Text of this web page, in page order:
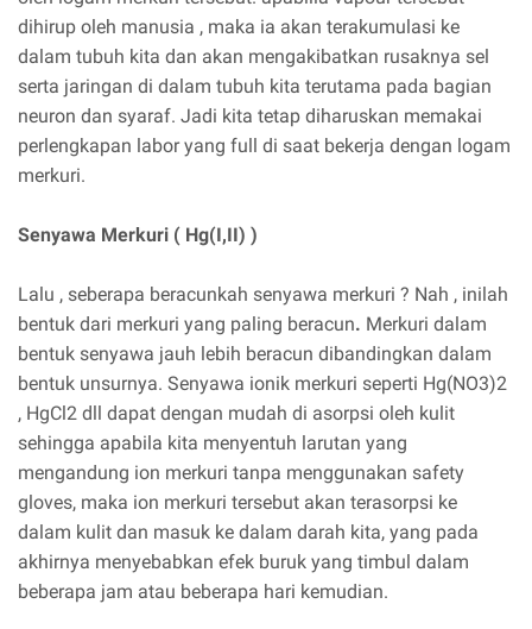
dihirup oleh manusia , maka ia akan terakumulasi ke
dalam tubuh kita dan akan mengakibatkan rusaknya sel
serta jaringan di dalam tubuh kita terutama pada bagian
neuron dan syaraf. Jadi kita tetap diharuskan memakai
perlengkapan labor yang full di saat bekerja dengan logam
merkuri.
Senyawa Merkuri ( Hg(I,II) )
Lalu , seberapa beracunkah senyawa merkuri ? Nah , inilah
bentuk dari merkuri yang paling beracun. Merkuri dalam
bentuk senyawa jauh lebih beracun dibandingkan dalam
bentuk unsurnya. Senyawa ionik merkuri seperti Hg(NO3)2
, HgCl2 dll dapat dengan mudah di asorpsi oleh kulit
sehingga apabila kita menyentuh larutan yang
mengandung ion merkuri tanpa menggunakan safety
gloves, maka ion merkuri tersebut akan terasorpsi ke
dalam kulit dan masuk ke dalam darah kita, yang pada
akhirnya menyebabkan efek buruk yang timbul dalam
beberapa jam atau beberapa hari kemudian.